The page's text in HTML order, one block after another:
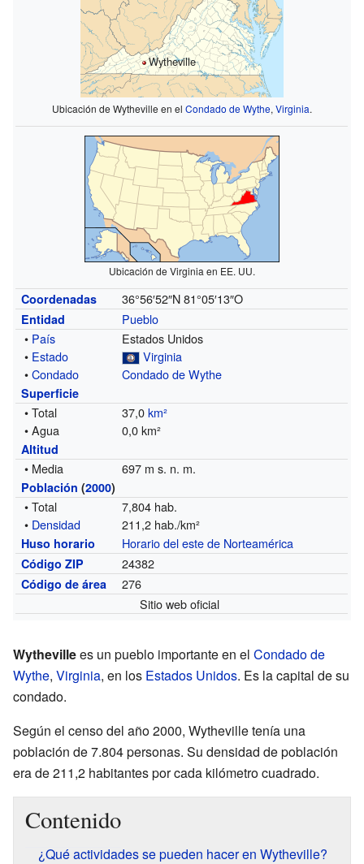
Wytheville
Ubicación de Wytheville en el Condado de Wythe, Virginia.
Ubicación de Virginia en EE. UU.
Coordenadas 36°56′52″N 81°05′13″O
Entidad
Pueblo
• País
Estados Unidos
• Estado
Virginia
•Condado Condado de Wythe
Superficie
• Total 37,0km²
• Agua
0,0 km²
Altitud
• Media 697 m s. n. m.
Población (2000)
• Total
7,804 hab.
• Densidad 211,2 hab./km²
Huso horario Horario del este de Norteamérica
Código ZIP 24382
Código de área
276
Sitio web oficial
Wythevillees un pueblo importante en el Condado de
Wythe, Virginia, en los Estados Unidos. Es la capital de su
condado.
Según el censo del año 2000, Wytheville tenía una
población de 7.804 personas. Su densidad de población
era de 211,2 habitantes por cada kilómetro cuadrado.
Contenido
¿Qué actividades se pueden hacer en Wytheville?